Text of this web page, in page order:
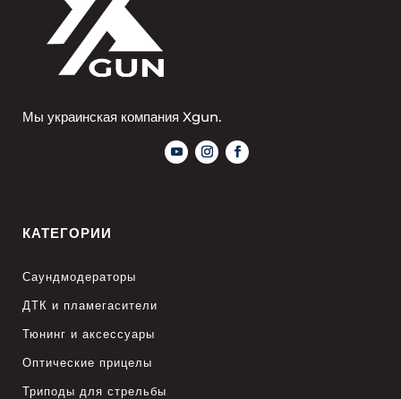
Мы украинская компания Xgun.
КАТЕГОРИИ
Саундмодераторы
ДТК и пламегасители
Тюнинг и аксессуары
Оптические прицелы
Триподы для стрельбы